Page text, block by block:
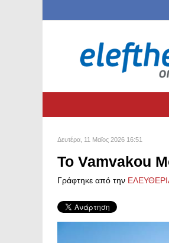
Δευτέρα, 11 Μαϊος 2026 16:51
Το Vamvakou
Γράφτηκε από την